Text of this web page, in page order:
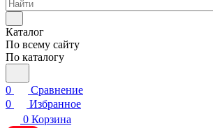
Каталог
По всему сайту
По каталогу
0
Сравнение
0
Избранное
0 Корзина